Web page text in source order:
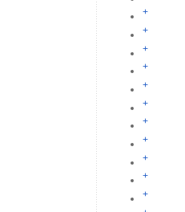
+
+
+
+
+
+
+
+
+
+
+